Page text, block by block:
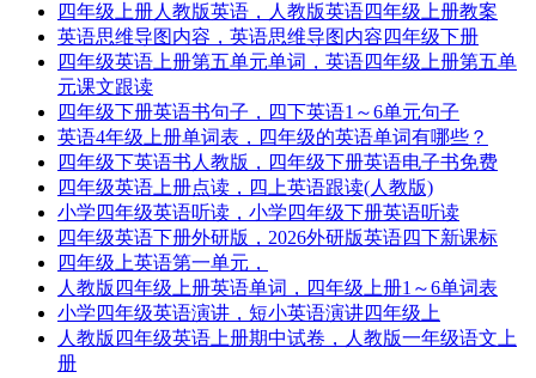
四年级上册人教版英语，人教版英语四年级上册教案
英语思维导图内容，英语思维导图内容四年级下册
四年级英语上册第五单元单词，英语四年级上册第五单
元课文跟读
四年级下册英语书句子，四下英语1～6单元句子
英语4年级上册单词表，四年级的英语单词有哪些？
四年级下英语书人教版，四年级下册英语电子书免费
四年级英语上册点读，四上英语跟读(人教版)
小学四年级英语听读，小学四年级下册英语听读
四年级英语下册外研版，2026外研版英语四下新课标
四年级上英语第一单元，
人教版四年级上册英语单词，四年级上册1～6单词表
小学四年级英语演讲，短小英语演讲四年级上
人教版四年级英语上册期中试卷，人教版一年级语文上
册